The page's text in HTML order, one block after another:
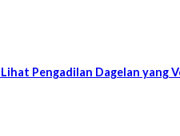
Pengadilan Dagelan yang